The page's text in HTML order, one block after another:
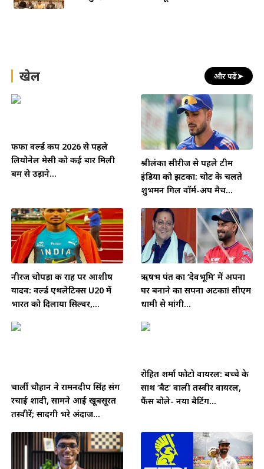
खेल और पढ़ें➤
फीफा वर्ल्ड कप 2026 से पहले
लियोनेल मेसी को कई बार मिली
बम से उड़ाने...
श्रीलंका सीरीज से पहले टीम
इंडिया को झटका: चोट के चलते
शुभमन गिल वॉर्म-अप मैच...
नीरज चोपड़ा की राह पर आशीष
यादव: वर्ल्ड एथलेटिक्स U20 में
भारत को दिलाया सिल्वर,...
ऋषभ पंत का ‘देवभूमि’ में अपना
घर बनाने का सपना अटका! सीएम
धामी से मांगी...
चार्ली चौहान ने रामनदीप सिंह संग
रचाई शादी, सामने आईं खूबसूरत
तस्वीरें; सादगी भरे अंदाज...
रोहित शर्मा फोटो वायरल: बच्चे के
साथ ‘बैट’ वाली तस्वीर वायरल,
फैंस बोले- नया बैटिंग...